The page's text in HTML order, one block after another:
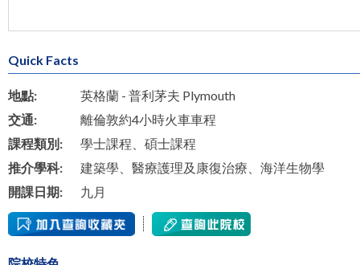
Quick Facts
地點:
英格蘭 - 普利茅夫 Plymouth
交通:
離倫敦約4小時火車車程
課程類別:
學士課程、碩士課程
推介學科:
建築學、醫療護理及康復治療、海洋生物學
開課日期:
九月